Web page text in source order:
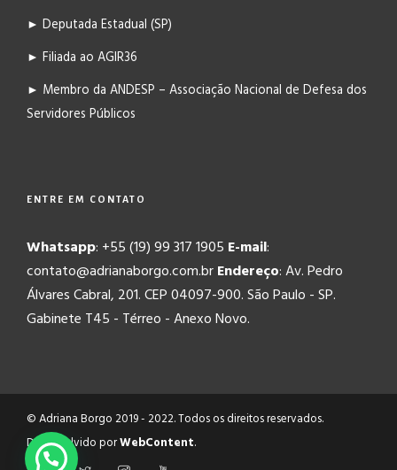
► Deputada Estadual (SP)
► Filiada ao AGIR36
► Membro da ANDESP – Associação Nacional de Defesa dos
Servidores Públicos
ENTRE EM CONTATO
Whatsapp: +55 (19) 99 317 1905 E-mail:
contato@adrianaborgo.com.brEndereço: Av. Pedro
Álvares Cabral, 201. CEP 04097-900. São Paulo - SP.
Gabinete T45 - Térreo - Anexo Novo.
© Adriana Borgo 2019 - 2022. Todos os direitos reservados.
Desenvolvido porWebContent.